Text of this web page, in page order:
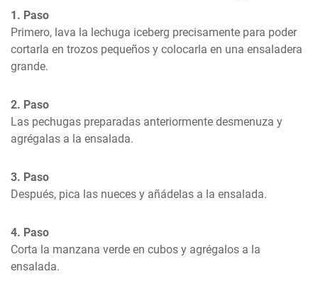
1. Paso
Primero, lava la lechuga iceberg precisamente para poder
cortarla en trozos pequeños y colocarla en una ensaladera
grande.
2. Paso
Las pechugas preparadas anteriormente desmenuza y
agrégalas a la ensalada.
3. Paso
Después, pica las nueces y añádelas a la ensalada.
4. Paso
Corta la manzana verde en cubos y agrégalos a la
ensalada.